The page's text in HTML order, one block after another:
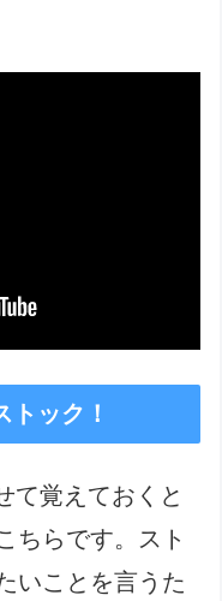
ック！
て覚えておくと
ちらです。スト
いことを言うた